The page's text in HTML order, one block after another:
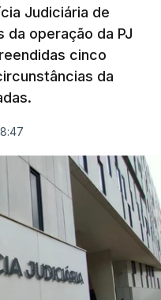
nos últimos dias,
estão a ser
reapreciações"
Lusa."Será
a totalidade
de reapreciação
Há
preenchidos
justificativa para o
documentos que os
Judiciária de
operação da PJ
cinco
da